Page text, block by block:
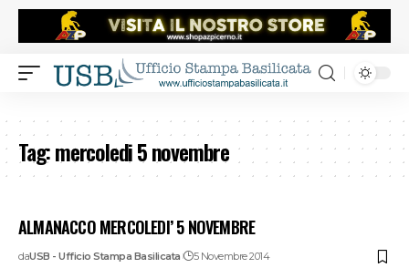
Tag:mercoledi 5 novembre
ALMANACCO MERCOLEDI’ 5 NOVEMBRE
daUSB - Ufficio Stampa Basilicata 5 Novembre 2014